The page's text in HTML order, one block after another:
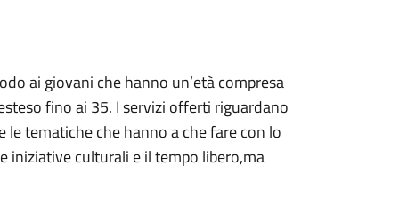
ai giovani che hanno un’età compresa
fino ai 35. I servizi offerti riguardano
tematiche che hanno a che fare con lo
iniziative culturali e il tempo libero,ma